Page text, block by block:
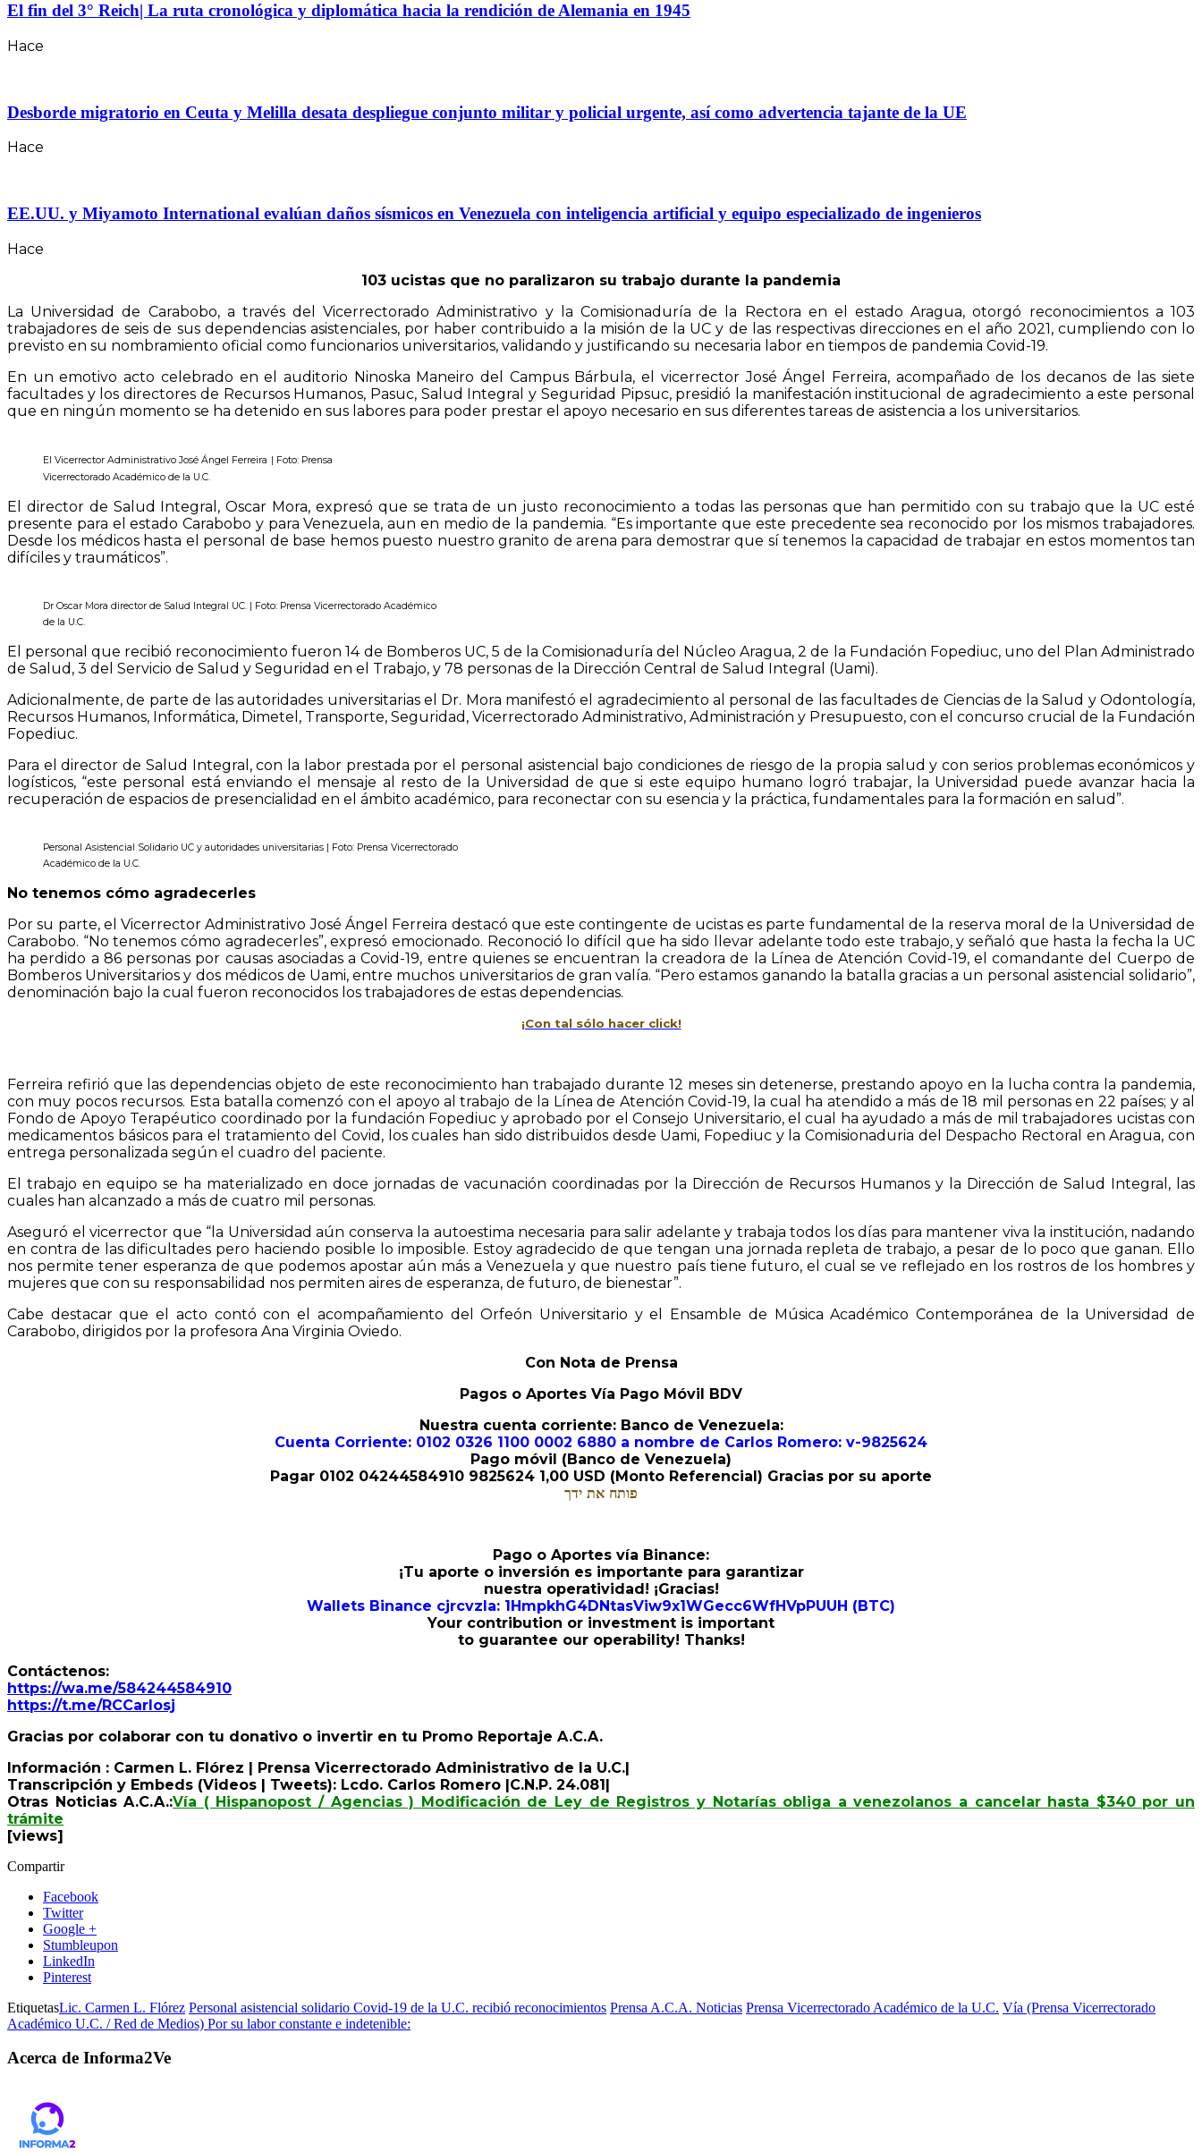
El fin del 3° Reich| La ruta cronológica y diplomática hacia la rendición de Alemania en 1945
Hace
Desborde migratorio en Ceuta y Melilla desata despliegue conjunto militar y policial urgente, así como advertencia tajante de la UE
Hace
EE.UU. y Miyamoto International evalúan daños sísmicos en Venezuela con inteligencia artificial y equipo especializado de ingenieros
Hace
103 ucistas que no paralizaron su trabajo durante la pandemia
La Universidad de Carabobo, a través del Vicerrectorado Administrativo y la Comisionaduría de la Rectora en el estado Aragua, otorgó reconocimientos a 103
trabajadores de seis de sus dependencias asistenciales, por haber contribuido a la misión de la UC y de las respectivas direcciones en el año 2021, cumpliendo con lo
previsto en su nombramiento oficial como funcionarios universitarios, validando y justificando su necesaria labor en tiempos de pandemia Covid-19.
En un emotivo acto celebrado en el auditorio Ninoska Maneiro del Campus Bárbula, el vicerrector José Ángel Ferreira, acompañado de los decanos de las siete
facultades y los directores de Recursos Humanos, Pasuc, Salud Integral y Seguridad Pipsuc, presidió la manifestación institucional de agradecimiento a este personal
que en ningún momento se ha detenido en sus labores para poder prestar el apoyo necesario en sus diferentes tareas de asistencia a los universitarios.
El Vicerrector Administrativo José Ángel Ferreira | Foto: Prensa
Vicerrectorado Académico de la U.C.
El director de Salud Integral, Oscar Mora, expresó que se trata de un justo reconocimiento a todas las personas que han permitido con su trabajo que la UC esté
presente para el estado Carabobo y para Venezuela, aun en medio de la pandemia. “Es importante que este precedente sea reconocido por los mismos trabajadores.
Desde los médicos hasta el personal de base hemos puesto nuestro granito de arena para demostrar que sí tenemos la capacidad de trabajar en estos momentos tan
difíciles y traumáticos”.
Dr Oscar Mora director de Salud Integral UC. | Foto: Prensa Vicerrectorado Académico
de la U.C.
El personal que recibió reconocimiento fueron 14 de Bomberos UC, 5 de la Comisionaduría del Núcleo Aragua, 2 de la Fundación Fopediuc, uno del Plan Administrado
de Salud, 3 del Servicio de Salud y Seguridad en el Trabajo, y 78 personas de la Dirección Central de Salud Integral (Uami).
Adicionalmente, de parte de las autoridades universitarias el Dr. Mora manifestó el agradecimiento al personal de las facultades de Ciencias de la Salud y Odontología,
Recursos Humanos, Informática, Dimetel, Transporte, Seguridad, Vicerrectorado Administrativo, Administración y Presupuesto, con el concurso crucial de la Fundación
Fopediuc.
Para el director de Salud Integral, con la labor prestada por el personal asistencial bajo condiciones de riesgo de la propia salud y con serios problemas económicos y
logísticos, “este personal está enviando el mensaje al resto de la Universidad de que si este equipo humano logró trabajar, la Universidad puede avanzar hacia la
recuperación de espacios de presencialidad en el ámbito académico, para reconectar con su esencia y la práctica, fundamentales para la formación en salud”.
Personal Asistencial Solidario UC y autoridades universitarias | Foto: Prensa Vicerrectorado
Académico de la U.C.
No tenemos cómo agradecerles
Por su parte, el Vicerrector Administrativo José Ángel Ferreira destacó que este contingente de ucistas es parte fundamental de la reserva moral de la Universidad de
Carabobo. “No tenemos cómo agradecerles”, expresó emocionado. Reconoció lo difícil que ha sido llevar adelante todo este trabajo, y señaló que hasta la fecha la UC
ha perdido a 86 personas por causas asociadas a Covid-19, entre quienes se encuentran la creadora de la Línea de Atención Covid-19, el comandante del Cuerpo de
Bomberos Universitarios y dos médicos de Uami, entre muchos universitarios de gran valía. “Pero estamos ganando la batalla gracias a un personal asistencial solidario”,
denominación bajo la cual fueron reconocidos los trabajadores de estas dependencias.
¡Con tal sólo hacer click!
Ferreira refirió que las dependencias objeto de este reconocimiento han trabajado durante 12 meses sin detenerse, prestando apoyo en la lucha contra la pandemia,
con muy pocos recursos. Esta batalla comenzó con el apoyo al trabajo de la Línea de Atención Covid-19, la cual ha atendido a más de 18 mil personas en 22 países; y al
Fondo de Apoyo Terapéutico coordinado por la fundación Fopediuc y aprobado por el Consejo Universitario, el cual ha ayudado a más de mil trabajadores ucistas con
medicamentos básicos para el tratamiento del Covid, los cuales han sido distribuidos desde Uami, Fopediuc y la Comisionaduria del Despacho Rectoral en Aragua, con
entrega personalizada según el cuadro del paciente.
El trabajo en equipo se ha materializado en doce jornadas de vacunación coordinadas por la Dirección de Recursos Humanos y la Dirección de Salud Integral, las
cuales han alcanzado a más de cuatro mil personas.
Aseguró el vicerrector que “la Universidad aún conserva la autoestima necesaria para salir adelante y trabaja todos los días para mantener viva la institución, nadando
en contra de las dificultades pero haciendo posible lo imposible. Estoy agradecido de que tengan una jornada repleta de trabajo, a pesar de lo poco que ganan. Ello
nos permite tener esperanza de que podemos apostar aún más a Venezuela y que nuestro país tiene futuro, el cual se ve reflejado en los rostros de los hombres y
mujeres que con su responsabilidad nos permiten aires de esperanza, de futuro, de bienestar”.
Cabe destacar que el acto contó con el acompañamiento del Orfeón Universitario y el Ensamble de Música Académico Contemporánea de la Universidad de
Carabobo, dirigidos por la profesora Ana Virginia Oviedo.
Con Nota de Prensa
Pagos o Aportes Vía Pago Móvil BDV
Nuestra cuenta corriente: Banco de Venezuela:
Cuenta Corriente: 0102 0326 1100 0002 6880 a nombre de Carlos Romero: v-9825624
Pago móvil (Banco de Venezuela)
Pagar 0102 04244584910 9825624 1,00 USD (Monto Referencial) Gracias por su aporte
פותח את ידך
Pago o Aportes vía Binance:
¡Tu aporte o inversión es importante para garantizar
nuestra operatividad! ¡Gracias!
Wallets Binance cjrcvzla: 1HmpkhG4DNtasViw9x1WGecc6WfHVpPUUH (BTC)
Your contribution or investment is important
to guarantee our operability! Thanks!
Contáctenos:
https://wa.me/584244584910
https://t.me/RCCarlosj
Gracias por colaborar con tu donativo o invertir en tu Promo Reportaje A.C.A.
Información : Carmen L. Flórez | Prensa Vicerrectorado Administrativo de la U.C.|
Transcripción y Embeds (Videos | Tweets): Lcdo. Carlos Romero |C.N.P. 24.081|
Otras Noticias A.C.A.:Vía ( Hispanopost / Agencias ) Modificación de Ley de Registros y Notarías obliga a venezolanos a cancelar hasta $340 por un
trámite
[views]
Compartir
Facebook
Twitter
Google +
Stumbleupon
LinkedIn
Pinterest
EtiquetasLic. Carmen L. Flórez Personal asistencial solidario Covid-19 de la U.C. recibió reconocimientos Prensa A.C.A. Noticias Prensa Vicerrectorado Académico de la U.C. Vía (Prensa Vicerrectorado
Académico U.C. / Red de Medios) Por su labor constante e indetenible:
Acerca de Informa2Ve